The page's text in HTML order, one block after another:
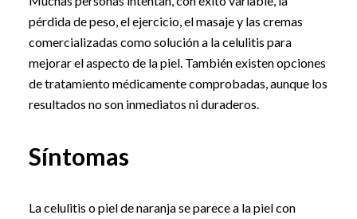
pérdida de peso, el ejercicio, el masaje y las cremas
comercializadas como solución a la celulitis para
mejorar el aspecto de la piel. También existen opciones
de tratamiento médicamente comprobadas, aunque los
resultados no son inmediatos ni duraderos.
Síntomas
La celulitis o piel de naranja se parece a la piel con